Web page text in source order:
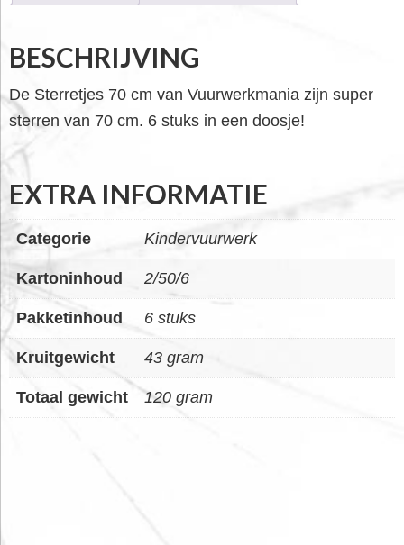
BESCHRIJVING
De Sterretjes 70 cm van Vuurwerkmania zijn super
sterren van 70 cm. 6 stuks in een doosje!
EXTRA INFORMATIE
Categorie Kindervuurwerk
Kartoninhoud 2/50/6
Pakketinhoud 6 stuks
Kruitgewicht 43 gram
Totaal gewicht 120 gram